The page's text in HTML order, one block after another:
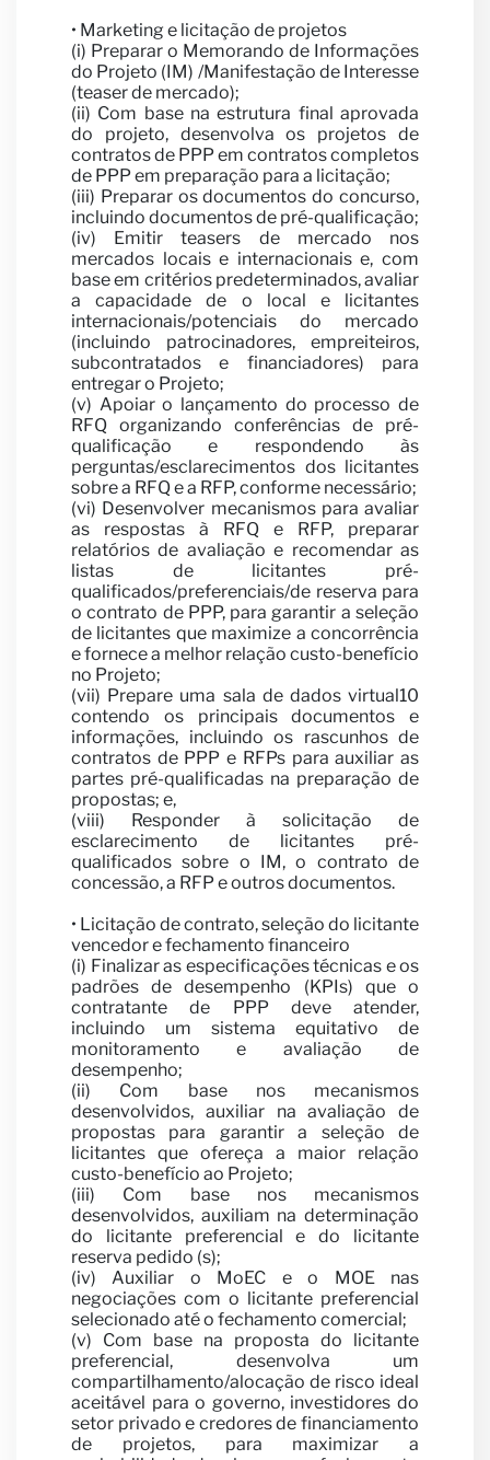
• Marketing e licitação de projetos
(i) Preparar o Memorando de Informações
do Projeto (IM) /Manifestação de Interesse
(teaser de mercado);
(ii) Com base na estrutura final aprovada
do projeto, desenvolva os projetos de
contratos de PPP em contratos completos
de PPP em preparação para a licitação;
(iii) Preparar os documentos do concurso,
incluindo documentos de pré-qualificação;
(iv) Emitir teasers de mercado nos
mercados locais e internacionais e, com
base em critérios predeterminados, avaliar
a capacidade de o local e licitantes
internacionais/potenciais do mercado
(incluindo patrocinadores, empreiteiros,
subcontratados e financiadores) para
entregar o Projeto;
(v) Apoiar o lançamento do processo de
RFQ organizando conferências de pré-
qualificação e respondendo às
perguntas/esclarecimentos dos licitantes
sobre a RFQ e a RFP, conforme necessário;
(vi) Desenvolver mecanismos para avaliar
as respostas à RFQ e RFP, preparar
relatórios de avaliação e recomendar as
listas de licitantes pré-
qualificados/preferenciais/de reserva para
o contrato de PPP, para garantir a seleção
de licitantes que maximize a concorrência
e fornece a melhor relação custo-benefício
no Projeto;
(vii) Prepare uma sala de dados virtual10
contendo os principais documentos e
informações, incluindo os rascunhos de
contratos de PPP e RFPs para auxiliar as
partes pré-qualificadas na preparação de
propostas; e,
(viii) Responder à solicitação de
esclarecimento de licitantes pré-
qualificados sobre o IM, o contrato de
concessão, a RFP e outros documentos.
• Licitação de contrato, seleção do licitante
vencedor e fechamento financeiro
(i) Finalizar as especificações técnicas e os
padrões de desempenho (KPIs) que o
contratante de PPP deve atender,
incluindo um sistema equitativo de
monitoramento e avaliação de
desempenho;
(ii) Com base nos mecanismos
desenvolvidos, auxiliar na avaliação de
propostas para garantir a seleção de
licitantes que ofereça a maior relação
custo-benefício ao Projeto;
(iii) Com base nos mecanismos
desenvolvidos, auxiliam na determinação
do licitante preferencial e do licitante
reserva pedido (s);
(iv) Auxiliar o MoEC e o MOE nas
negociações com o licitante preferencial
selecionado até o fechamento comercial;
(v) Com base na proposta do licitante
preferencial, desenvolva um
compartilhamento/alocação de risco ideal
aceitável para o governo, investidores do
setor privado e credores de financiamento
de projetos, para maximizar a